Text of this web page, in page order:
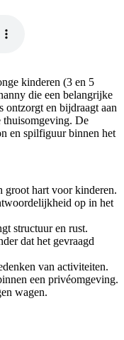
kinderen (3 en 5
die een belangrijke
ontzorgt en bijdraagt aan
thuisomgeving. De
en spilfiguur binnen het
groot hart voor kinderen.
op in het
structuur en rust.
dat het gevraagd
van activiteiten.
een privéomgeving.
wagen.